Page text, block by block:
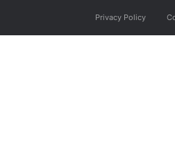
Privacy Policy